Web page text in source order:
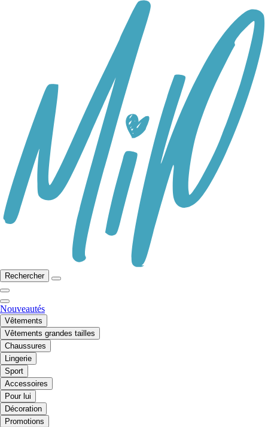
Rechercher
Nouveautés
Vêtements
Vêtements grandes tailles
Chaussures
Lingerie
Sport
Accessoires
Pour lui
Décoration
Promotions